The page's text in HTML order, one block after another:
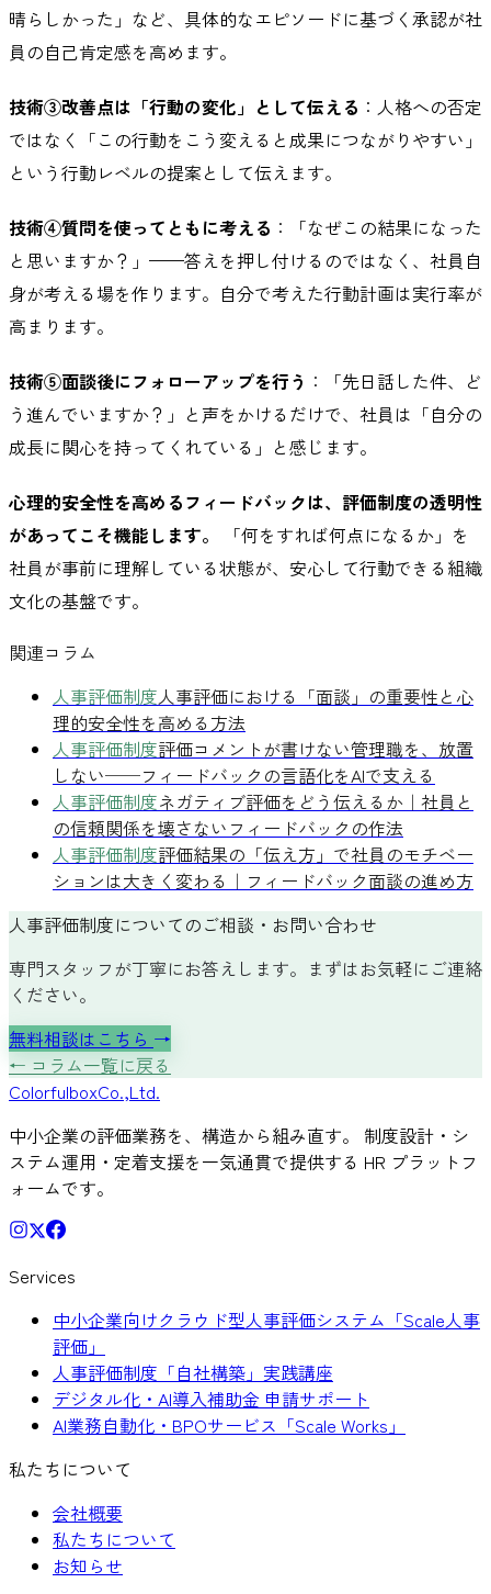
晴らしかった」など、具体的なエピソードに基づく承認が社
員の自己肯定感を高めます。
技術③改善点は「行動の変化」として伝える ：人格への否定
ではなく「この行動をこう変えると成果につながりやすい」
という行動レベルの提案として伝えます。
技術④質問を使ってともに考える ：「なぜこの結果になった
と思いますか？」——答えを押し付けるのではなく、社員自
身が考える場を作ります。自分で考えた行動計画は実行率が
高まります。
技術⑤面談後にフォローアップを行う ：「先日話した件、ど
う進んでいますか？」と声をかけるだけで、社員は「自分の
成長に関心を持ってくれている」と感じます。
心理的安全性を高めるフィードバックは、評価制度の透明性
があってこそ機能します。
「何をすれば何点になるか」を
社員が事前に理解している状態が、安心して行動できる組織
文化の基盤です。
関連コラム
人事評価制度人事評価における「面談」の重要性と心
理的安全性を高める方法
人事評価制度評価コメントが書けない管理職を、放置
しない──フィードバックの言語化をAIで支える
人事評価制度ネガティブ評価をどう伝えるか｜社員と
の信頼関係を壊さないフィードバックの作法
人事評価制度評価結果の「伝え方」で社員のモチベー
ションは大きく変わる｜フィードバック面談の進め方
人事評価制度についてのご相談・お問い合わせ
専門スタッフが丁寧にお答えします。まずはお気軽にご連絡
ください。
無料相談はこちら →
← コラム一覧に戻る
ColorfulboxCo.,Ltd.
中小企業の評価業務を、構造から組み直す。 制度設計・シ
ステム運用・定着支援を一気通貫で提供する HR プラットフ
ォームです。
Services
中小企業向けクラウド型人事評価システム「Scale人事
評価」
人事評価制度「自社構築」実践講座
デジタル化・AI導入補助金 申請サポート
AI業務自動化・BPOサービス「Scale Works」
私たちについて
会社概要
私たちについて
お知らせ